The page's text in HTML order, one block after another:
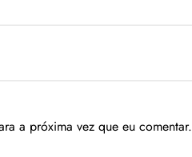
a próxima vez que eu comentar.